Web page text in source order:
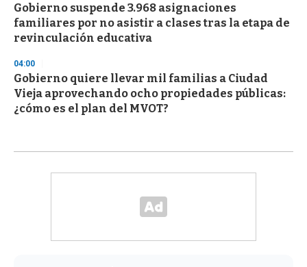
Gobierno suspende 3.968 asignaciones
familiares por no asistir a clases tras la etapa de
revinculación educativa
04:00
Gobierno quiere llevar mil familias a Ciudad
Vieja aprovechando ocho propiedades públicas:
¿cómo es el plan del MVOT?